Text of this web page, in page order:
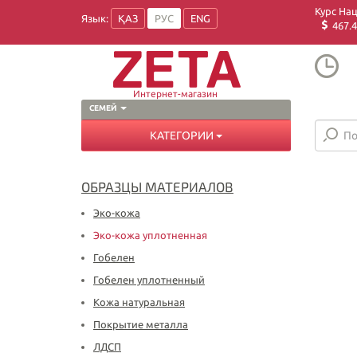
Язык: ҚАЗ РУС ENG
Курс
СЕМЕЙ
Интернет-магазин
КАТЕГОРИИ
ОБРАЗЦЫ МАТЕРИАЛОВ
Эко-кожа
Эко-кожа уплотненная
Гобелен
Гобелен уплотненный
Кожа натуральная
Покрытие металла
ЛДСП